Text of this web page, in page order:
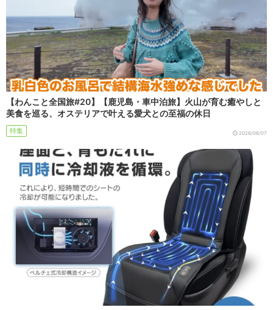
【わんこと全国旅#20】【鹿児島・車中泊旅】火山が育む癒やしと
美食を巡る、オステリアで叶える愛犬との至福の休日
特集 2026/08/07